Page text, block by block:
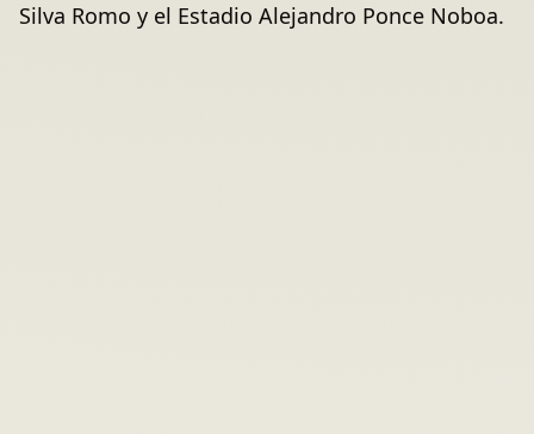
Silva Romo y el Estadio Alejandro Ponce Noboa.